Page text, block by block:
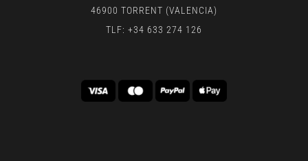
46900 TORRENT (VALENCIA)
TLF: +34 633 274 126